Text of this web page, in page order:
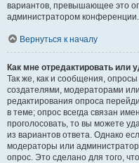
вариантов, превышающее это
администратором конференции.
Вернуться к началу
Как мне отредактировать или
Так же, как и сообщения, опросы
создателями, модераторами
редактирования опроса
в теме; опрос всегда связан
проголосовать, то вы можете
из вариантов ответа. Однако
модераторы или
опрос. Это сделано для того,